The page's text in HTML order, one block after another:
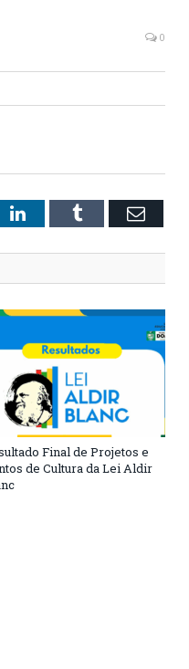
0
LinkedInTumblr Email
Final de Projetos e
de Cultura da Lei Aldir